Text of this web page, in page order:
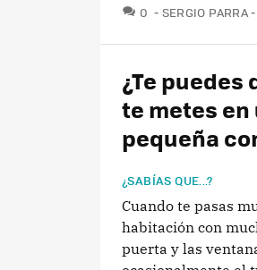
0 COMENTARIOS
SERGIO PARRA
¿Te puedes
te metes
pequeña
¿SABÍAS QUE...?
Cuando te pasas
habitación con
puerta y las